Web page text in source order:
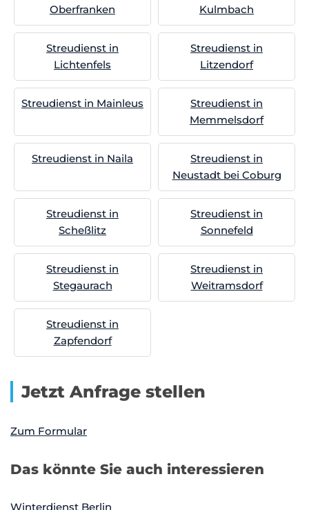
Oberfranken
Kulmbach
Streudienst in
Lichtenfels
Streudienst in
Litzendorf
Streudienst in Mainleus
Streudienst in
Memmelsdorf
Streudienst in Naila
Streudienst in
Neustadt bei Coburg
Streudienst in
Scheßlitz
Streudienst in
Sonnefeld
Streudienst in
Stegaurach
Streudienst in
Weitramsdorf
Streudienst in
Zapfendorf
Jetzt Anfrage stellen
Zum Formular
Das könnte Sie auch interessieren
Winterdienst Berlin